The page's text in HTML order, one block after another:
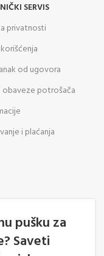
SERVIS
privatnosti
od ugovora
obaveze potrošača
i plaćanja
pušku za
Saveti